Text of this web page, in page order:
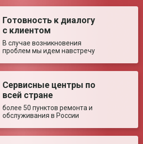
Оставить отзыв
Готовность к диалогу
с клиентом
В случае возникновения
проблем мы идем навстречу
Сервисные центры по
всей стране
более 50 пунктов ремонта и
обслуживания в России